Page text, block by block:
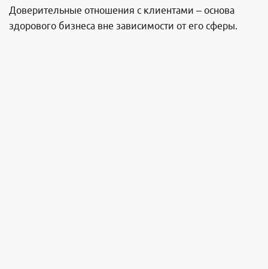
Доверительные отношения с клиентами – основа
здорового бизнеса вне зависимости от его сферы.